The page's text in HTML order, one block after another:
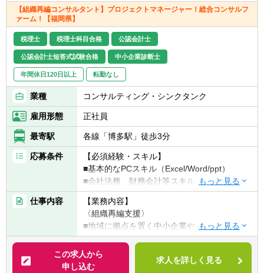
【組織再編コンサルタント】プロジェクトマネージャー！総合コンサルフ
ァーム！【福岡県】
税理士 税理士科目合格 公認会計士
公認会計士短答式試験合格 中小企業診断士
年間休日120日以上 転勤なし
業種 コンサルティング・シンクタンク
雇用形態 正社員
最寄駅 各線「博多駅」徒歩3分
応募条件
【必須経験・スキル】
■基本的なPCスキル（Excel/Word/ppt）
■会社法務、財務会計等スキル
■事業会社での経営企画部経験のある方
■システムコンサルティング等のプロジェク
トマネジャー経験のある方
■M＆AやFA業務等のコンサルティング業務経
験のある方
【歓迎経験・スキル】
仕事内容
【業務内容】
〈組織再編支援〉
■地域に拠点を置く中小企業や、IPOを目指す
成長企業から上場会社まで、幅広い業種・企
業規模のお客さまを対象に、組織再編コンサ
ルティング業務のプロジェクト推進をお任せ
この求人から
申し込む
求人を詳しく見る